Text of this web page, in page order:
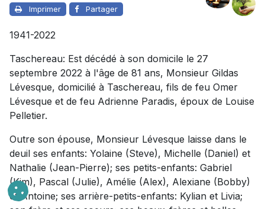
Imprimer Partager
1941-2022
Taschereau: Est décédé à son domicile le 27
septembre 2022 à l'âge de 81 ans, Monsieur Gildas
Lévesque, domicilié à Taschereau, fils de feu Omer
Lévesque et de feu Adrienne Paradis, époux de Louise
Pelletier.
Outre son épouse, Monsieur Lévesque laisse dans le
deuil ses enfants: Yolaine (Steve), Michelle (Daniel) et
Nathalie (Jean-Pierre); ses petits-enfants: Gabriel
(Kim), Pascal (Julie), Amélie (Alex), Alexiane (Bobby)
et Antoine; ses arrière-petits-enfants: Kylian et Livia;